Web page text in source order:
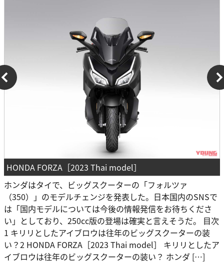
HONDA FORZA［2023 Thai model］
ホンダはタイで、ビッグスクーターの「フォルツァ
（350）」のモデルチェンジを発表した。日本国内のSNSで
は「国内モデルについては今後の情報発信をお待ちくださ
い」としており、250cc版の登場は確実と言えそうだ。 目次
1 キリリとしたアイブロウは往年のビッグスクーターの装
い？2 HONDA FORZA［2023 Thai model］ キリリとしたア
イブロウは往年のビッグスクーターの装い？ ホンダ […]